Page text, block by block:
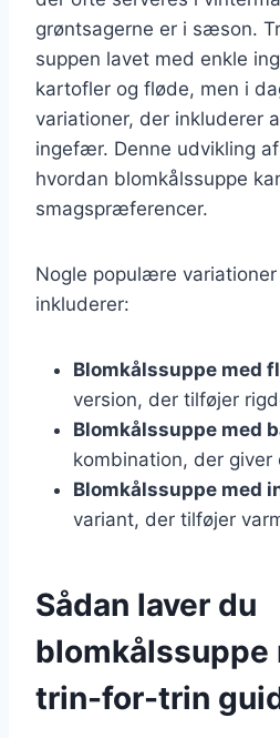
grøntsagerne er i sæson.
suppen lavet med enkle
kartofler og fløde, men i
variationer, der inkluderer
ingefær. Denne udvikling
hvordan blomkålssuppe
smagspræferencer.
Nogle populære
inkluderer:
Blomkålssuppe med
version, der tilføjer
Blomkålssuppe med
kombination, der giver
Blomkålssuppe med
variant, der tilføjer
Sådan laver du
blomkålssuppe
trin-for-trin